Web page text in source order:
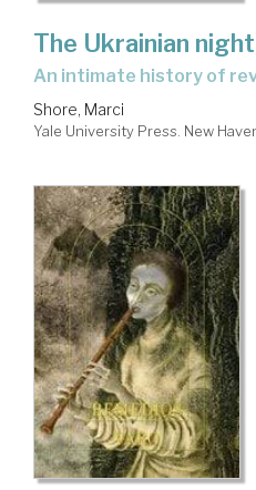
The Ukrainian night
an intimate history of
Shore, Marci
Yale University Press. New